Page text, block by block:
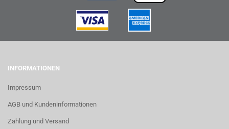
INFORMATIONEN
Impressum
AGB und Kundeninformationen
Zahlung und Versand